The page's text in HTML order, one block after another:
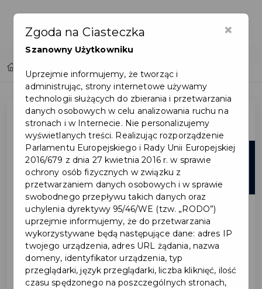
18
×
Zgoda na Ciasteczka
Szanowny Użytkowniku
Uprzejmie informujemy, że tworząc i
administrując, strony internetowe używamy
technologii służących do zbierania i przetwarzania
danych osobowych w celu analizowania ruchu na
stronach i w Internecie. Nie personalizujemy
wyświetlanych treści. Realizując rozporządzenie
Parlamentu Europejskiego i Rady Unii Europejskiej
2016/679 z dnia 27 kwietnia 2016 r. w sprawie
ochrony osób fizycznych w związku z
przetwarzaniem danych osobowych i w sprawie
swobodnego przepływu takich danych oraz
uchylenia dyrektywy 95/46/WE (tzw. „RODO”)
uprzejmie informujemy, że do przetwarzania
wykorzystywane będą następujące dane: adres IP
twojego urządzenia, adres URL żądania, nazwa
domeny, identyfikator urządzenia, typ
przeglądarki, język przeglądarki, liczba kliknięć, ilość
czasu spędzonego na poszczególnych stronach,